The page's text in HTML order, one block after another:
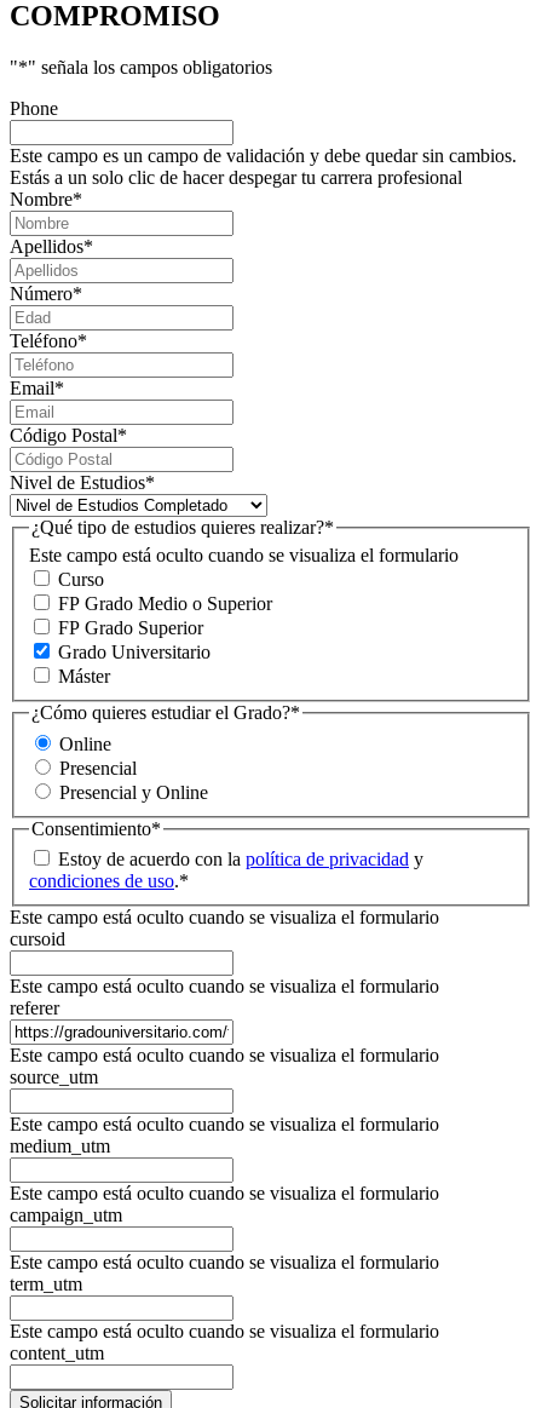
COMPROMISO
"*" señala los campos obligatorios
Phone
Este campo es un campo de validación y debe quedar sin cambios.
Estás a un solo clic de hacer despegar tu carrera profesional
Nombre*
Apellidos*
Número*
Teléfono*
Email*
Código Postal*
Nivel de Estudios*
Este campo está oculto cuando se visualiza el formulario
¿Qué tipo de estudios quieres realizar?*
Curso
FP Grado Medio o Superior
FP Grado Superior
Grado Universitario
Máster
¿Cómo quieres estudiar el Grado?*
Online
Presencial
Presencial y Online
Consentimiento*
Estoy de acuerdo con la política de privacidad y
condiciones de uso.*
Este campo está oculto cuando se visualiza el formulario
cursoid
Este campo está oculto cuando se visualiza el formulario
referer
Este campo está oculto cuando se visualiza el formulario
source_utm
Este campo está oculto cuando se visualiza el formulario
medium_utm
Este campo está oculto cuando se visualiza el formulario
campaign_utm
Este campo está oculto cuando se visualiza el formulario
term_utm
Este campo está oculto cuando se visualiza el formulario
content_utm